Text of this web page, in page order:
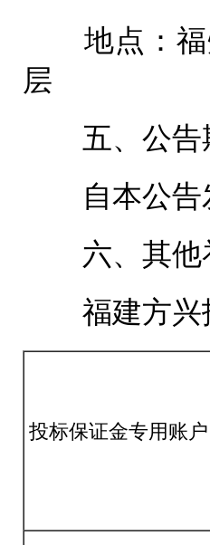
地点：福
层
五、公告
自本公告
六、其他
福建方兴
投标保证金专用账户